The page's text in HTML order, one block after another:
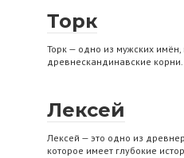
Торк
Торк — одно из мужских имён,
древнескандинавские корни.
Лексей
Лексей — это одно из
которое имеет глубокие